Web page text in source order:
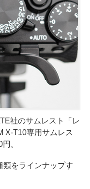
社のサムレスト「レ
X-T10専用サムレス
。
類をラインナップす